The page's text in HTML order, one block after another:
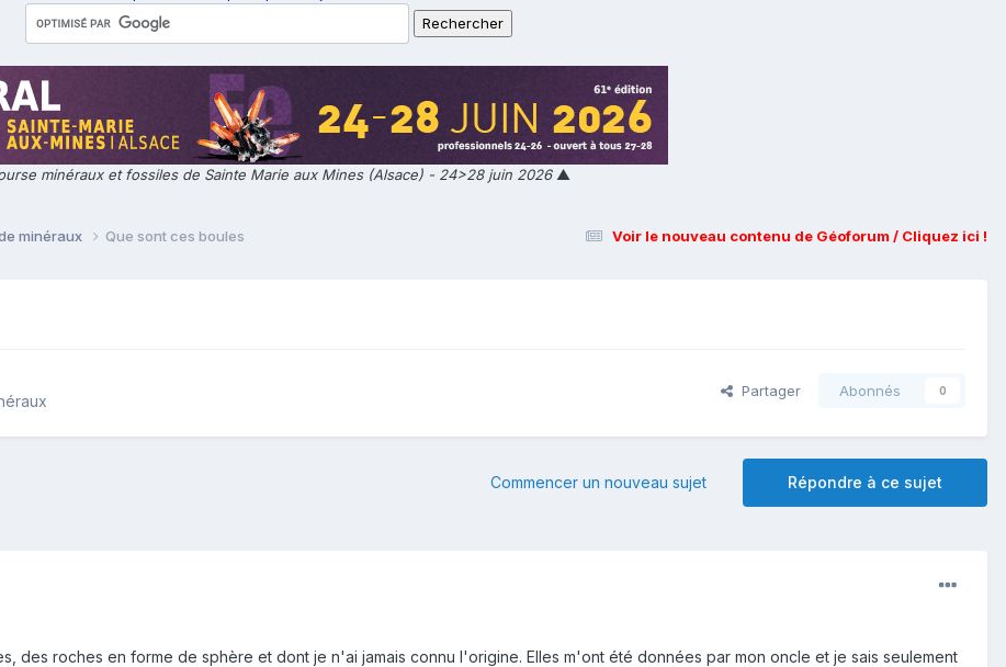
minéraux et fossiles de Sainte Marie aux Mines (Alsace) - 24>28 juin 2026▲
Voir le nouveau contenu de Géoforum / Cliquez ici !
minéraux Que sont ces boules
Partager Abonnés 0
Répondre à ce sujet
Commencer un nouveau sujet
des roches en forme de sphère et dont je n'ai jamais connu l'origine. Elles m'ont été données par mon oncle et je sais seulement